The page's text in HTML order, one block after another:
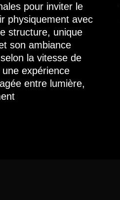
pour inviter le
physiquement avec
structure, unique
son ambiance
la vitesse de
expérience
entre lumière,